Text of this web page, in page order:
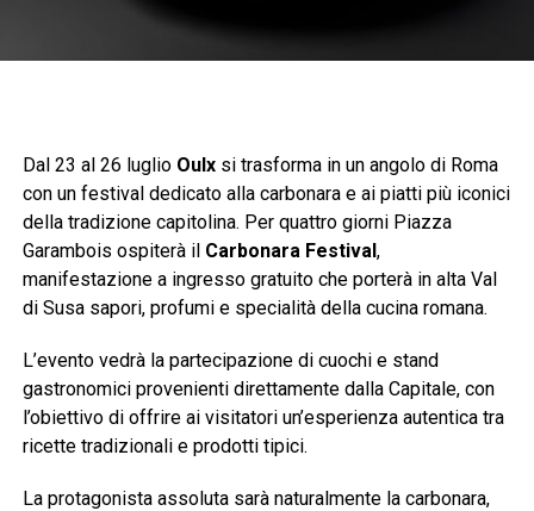
Dal 23 al 26 luglio Oulxsi trasforma in un angolo di Roma
con un festival dedicato alla carbonara e ai piatti più iconici
della tradizione capitolina. Per quattro giorni Piazza
Garambois ospiterà il Carbonara Festival,
manifestazione a ingresso gratuito che porterà in alta Val
di Susa sapori, profumi e specialità della cucina romana.
L’evento vedrà la partecipazione di cuochi e stand
gastronomici provenienti direttamente dalla Capitale, con
l’obiettivo di offrire ai visitatori un’esperienza autentica tra
ricette tradizionali e prodotti tipici.
La protagonista assoluta sarà naturalmente la carbonara,